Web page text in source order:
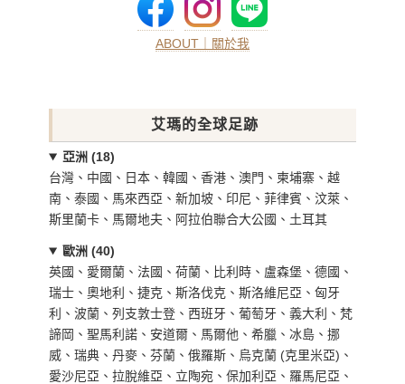
ABOUT｜關於我
艾瑪的全球足跡
亞洲 (18)
台灣、中國、日本、韓國、香港、澳門、柬埔寨、越
南、泰國、馬來西亞、新加坡、印尼、菲律賓、汶萊、
斯里蘭卡、馬爾地夫、阿拉伯聯合大公國、土耳其
歐洲 (40)
英國、愛爾蘭、法國、荷蘭、比利時、盧森堡、德國、
瑞士、奧地利、捷克、斯洛伐克、斯洛維尼亞、匈牙
利、波蘭、列支敦士登、西班牙、葡萄牙、義大利、梵
諦岡、聖馬利諾、安道爾、馬爾他、希臘、冰島、挪
威、瑞典、丹麥、芬蘭、俄羅斯、烏克蘭 (克里米亞)、
愛沙尼亞、拉脫維亞、立陶宛、保加利亞、羅馬尼亞、